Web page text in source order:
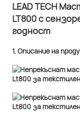
LEAD TECH
LT800 с
годност
1. Описание на